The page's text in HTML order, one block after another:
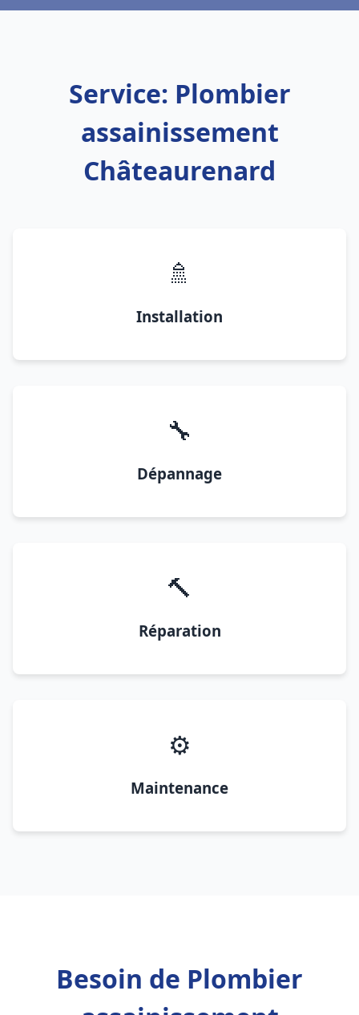
Service: Plombier
assainissement
Châteaurenard
🚿
Installation
🔧
Dépannage
🔨
Réparation
⚙️
Maintenance
Besoin de Plombier